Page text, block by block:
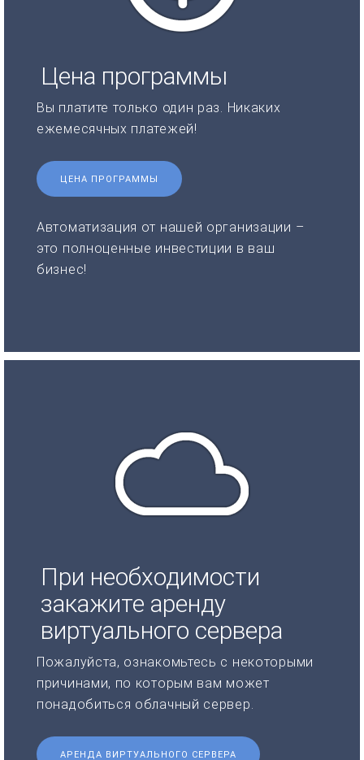
Цена программы
Вы платите только один раз. Никаких
ежемесячных платежей!
ЦЕНА ПРОГРАММЫ
Автоматизация от нашей организации –
это полноценные инвестиции в ваш
бизнес!
При необходимости
закажите аренду
виртуального сервера
Пожалуйста, ознакомьтесь с некоторыми
причинами, по которым вам может
понадобиться облачный сервер.
АРЕНДА ВИРТУАЛЬНОГО СЕРВЕРА